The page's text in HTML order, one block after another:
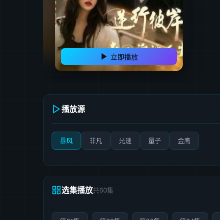
立即播放
播放源
暴风 非凡 光速 量子 金鹰
选集播放共60集